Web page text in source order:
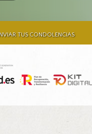
TUS CONDOLENCIAS